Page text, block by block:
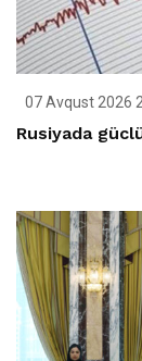
07 Avqust 2026
Rusiyada